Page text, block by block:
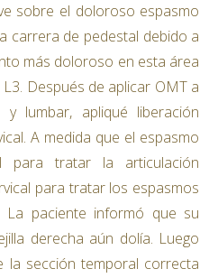
sobre el doloroso espasmo
carrera de pedestal debido a
más doloroso en esta área
Después de aplicar OMT a
lumbar, apliqué liberación
A medida que el espasmo
para tratar la articulación
para tratar los espasmos
La paciente informó que su
derecha aún dolía. Luego
la sección temporal correcta